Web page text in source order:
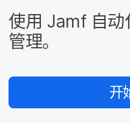
使用 Jamf 自动
管理。
开